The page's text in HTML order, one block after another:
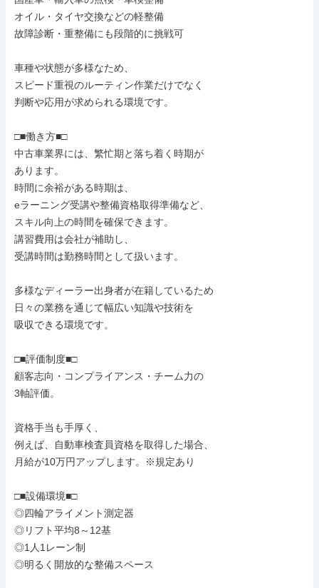
オイル・タイヤ交換などの軽整備
故障診断・重整備にも段階的に挑戦可
車種や状態が多様なため、
スピード重視のルーティン作業だけでなく
判断や応用が求められる環境です。
□■働き方■□
中古車業界には、繁忙期と落ち着く時期が
あります。
時間に余裕がある時期は、
eラーニング受講や整備資格取得準備など、
スキル向上の時間を確保できます。
講習費用は会社が補助し、
受講時間は勤務時間として扱います。
多様なディーラー出身者が在籍しているため
日々の業務を通じて幅広い知識や技術を
吸収できる環境です。
□■評価制度■□
顧客志向・コンプライアンス・チーム力の
3軸評価。
資格手当も手厚く、
例えば、自動車検査員資格を取得した場合、
月給が10万円アップします。※規定あり
□■設備環境■□
◎四輪アライメント測定器
◎リフト平均8～12基
◎1人1レーン制
◎明るく開放的な整備スペース